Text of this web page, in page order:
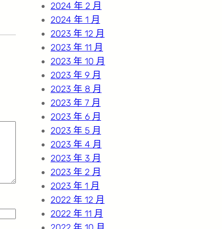
2024 年 2 月
2024 年 1 月
2023 年 12 月
2023 年 11 月
2023 年 10 月
2023 年 9 月
2023 年 8 月
2023 年 7 月
2023 年 6 月
2023 年 5 月
2023 年 4 月
2023 年 3 月
2023 年 2 月
2023 年 1 月
2022 年 12 月
2022 年 11 月